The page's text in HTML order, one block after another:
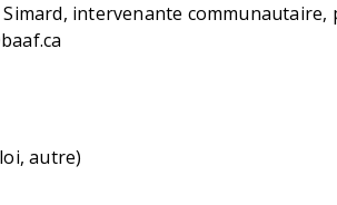
intervenante communautaire,
autre)